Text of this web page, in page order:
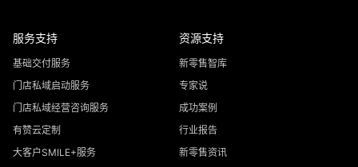
服务支持
基础交付服务
门店私域启动服务
门店私域经营咨询服务
有赞云定制
大客户SMILE+服务
资源支持
新零售智库
专家说
成功案例
行业报告
新零售资讯